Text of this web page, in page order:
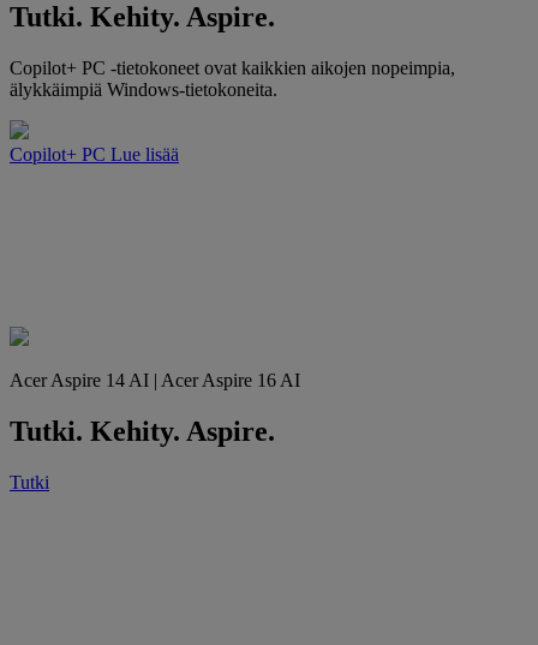
Tutki. Kehity. Aspire.
Copilot+ PC -tietokoneet ovat kaikkien aikojen nopeimpia,
älykkäimpiä Windows-tietokoneita.
Copilot+ PC Lue lisää
Acer Aspire 14 AI | Acer Aspire 16 AI
Tutki. Kehity. Aspire.
Tutki